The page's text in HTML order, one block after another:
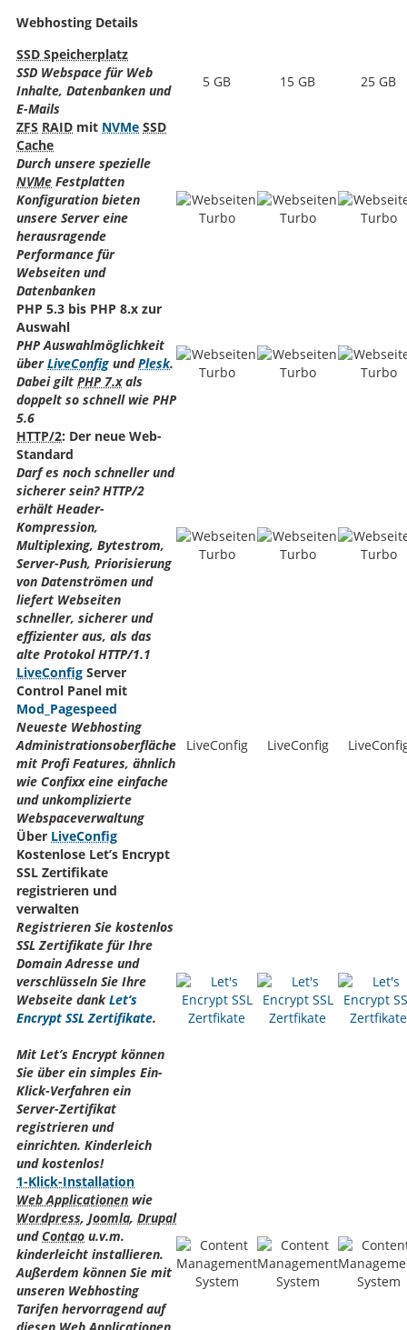
Webhosting Details
SSD Speicherplatz
SSD Webspace für Web
Inhalte, Datenbanken und
E-Mails
5 GB 15 GB 25 GB
ZFS RAID mit NVMe SSD
Cache
Durch unsere spezielle
NVMe Festplatten
Konfiguration bieten
unsere Server eine
herausragende
Performance für
Webseiten und
Datenbanken
PHP 5.3 bis PHP 8.x zur
Auswahl
PHP Auswahlmöglichkeit
überLiveConfig undPlesk.
Dabei gilt PHP 7.xals
doppelt so schnell wie PHP
5.6
HTTP/2: Der neue Web-
Standard
Darf es noch schneller und
sicherer sein? HTTP/2
erhält Header-
Kompression,
Multiplexing, Bytestrom,
Server-Push, Priorisierung
von Datenströmen und
liefert Webseiten
schneller, sicherer und
effizienter aus, als das
alte Protokol HTTP/1.1
LiveConfig Server
Control Panel mit
Mod_Pagespeed
Neueste Webhosting
Administrationsoberfläche
mit Profi Features, ähnlich
wie Confixx eine einfache
und unkomplizierte
Webspaceverwaltung
LiveConfig LiveConfig
Über LiveConfig
Kostenlose Let’s Encrypt
SSL Zertifikate
registrieren und
verwalten
Registrieren Sie kostenlos
SSL Zertifikate für Ihre
Domain Adresse und
verschlüsseln Sie Ihre
Webseite dankLet’s
Encrypt SSL Zertifikate.
Mit Let’s Encrypt können
Sie über ein simples Ein-
Klick-Verfahren ein
Server-Zertifikat
registrieren und
einrichten. Kinderleich
und kostenlos!
1-Klick-Installation
Web Applicationen wie
Wordpress, Joomla, Drupal
und Contao u.v.m.
kinderleicht installieren.
Außerdem können Sie mit
unseren Webhosting
Tarifen hervorragend auf
diesen Web Applicationen